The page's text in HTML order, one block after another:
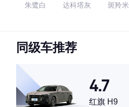
朱鹭白 达科塔灰 斑羚米
星际黑 香槟黑
同级车推荐
4.7
红旗 H9